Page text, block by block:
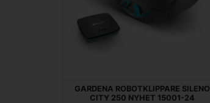
GARDENA ROBOTKLIPPARE SILENO
CITY 250 NYHET 15001-24